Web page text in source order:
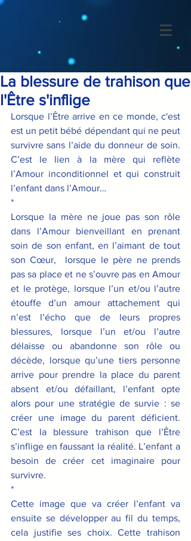
La blessure de trahison que
l'Être s'inflige
Lorsque l’Être arrive en ce monde, c'est
est un petit bébé dépendant qui ne peut
survivre sans l’aide du donneur de soin.
C’est le lien à la mère qui reflète
l’Amour inconditionnel et qui construit
l’enfant dans l’Amour…
*
Lorsque la mère ne joue pas son rôle
dans l’Amour bienveillant en prenant
soin de son enfant, en l’aimant de tout
son Cœur,  lorsque le père ne prends
pas sa place et ne s’ouvre pas en Amour
et le protège, lorsque l’un et/ou l’autre
étouffe d’un amour attachement qui
n’est l’écho que de leurs propres
blessures, lorsque l’un et/ou l’autre
délaisse ou abandonne son rôle ou
décède, lorsque qu’une tiers personne
arrive pour prendre la place du parent
absent et/ou défaillant, l’enfant opte
alors pour une stratégie de survie : se
créer une image du parent déficient.
C’est la blessure trahison que l’Être
s’inflige en faussant la réalité. L’enfant a
besoin de créer cet imaginaire pour
survivre.
*
Cette image que va créer l’enfant va
ensuite se développer au fil du temps,
cela justifie ses choix. Cette trahison